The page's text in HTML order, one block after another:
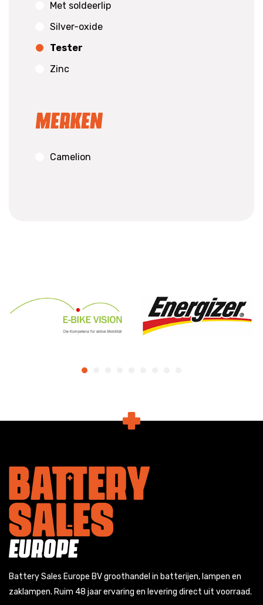
Met soldeerlip
Silver-oxide
Tester
Zinc
Merken
Camelion
Battery Sales Europe BV groothandel in batterijen, lampen en
zaklampen. Ruim 48 jaar ervaring en levering direct uit voorraad.